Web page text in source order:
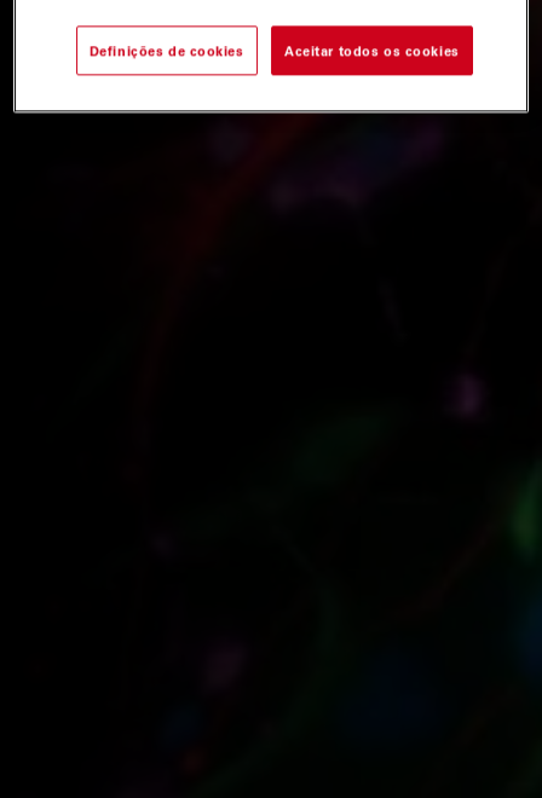
Definições de cookies Aceitar todos os cookies